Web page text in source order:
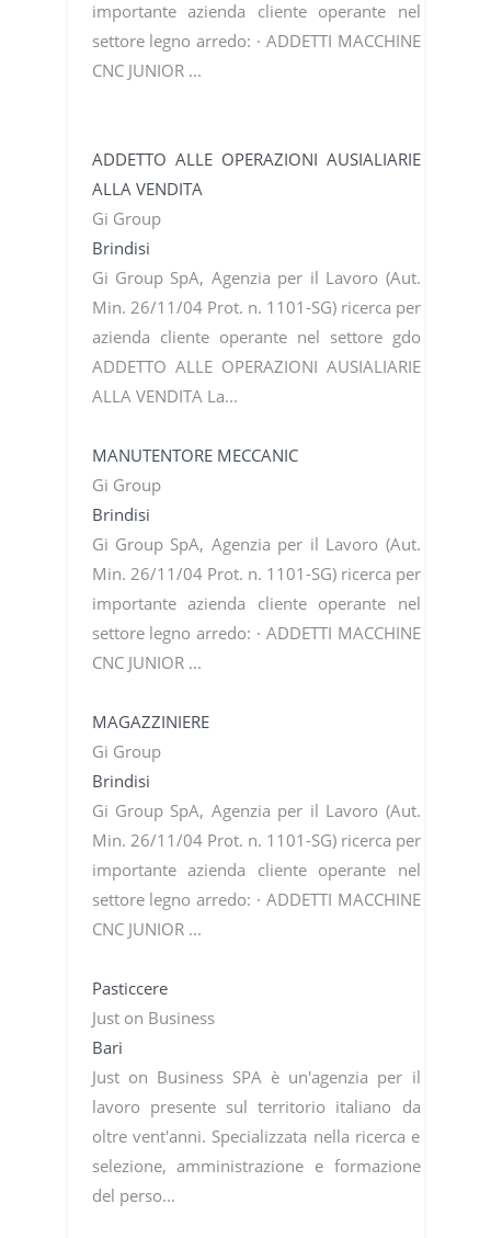
importante azienda cliente operante nel
settore legno arredo: · ADDETTI MACCHINE
CNC JUNIOR ...
ADDETTO ALLE OPERAZIONI AUSIALIARIE
ALLA VENDITA
Gi Group
Brindisi
Gi Group SpA, Agenzia per il Lavoro (Aut.
Min. 26/11/04 Prot. n. 1101-SG) ricerca per
azienda cliente operante nel settore gdo
ADDETTO ALLE OPERAZIONI AUSIALIARIE
ALLA VENDITA La...
MANUTENTORE MECCANIC
Gi Group
Brindisi
Gi Group SpA, Agenzia per il Lavoro (Aut.
Min. 26/11/04 Prot. n. 1101-SG) ricerca per
importante azienda cliente operante nel
settore legno arredo: · ADDETTI MACCHINE
CNC JUNIOR ...
MAGAZZINIERE
Gi Group
Brindisi
Gi Group SpA, Agenzia per il Lavoro (Aut.
Min. 26/11/04 Prot. n. 1101-SG) ricerca per
importante azienda cliente operante nel
settore legno arredo: · ADDETTI MACCHINE
CNC JUNIOR ...
Pasticcere
Just on Business
Bari
Just on Business SPA è un'agenzia per il
lavoro presente sul territorio italiano da
oltre vent'anni. Specializzata nella ricerca e
selezione, amministrazione e formazione
del perso...